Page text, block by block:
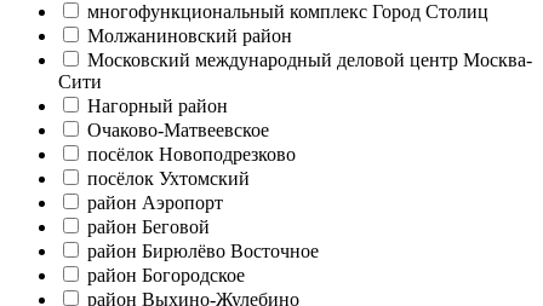
многофункциональный комплекс Город Столиц
Молжаниновский район
Московский международный деловой центр Москва-
Сити
Нагорный район
Очаково-Матвеевское
посёлок Новоподрезково
посёлок Ухтомский
район Аэропорт
район Беговой
район Бирюлёво Восточное
район Богородское
район Выхино-Жулебино